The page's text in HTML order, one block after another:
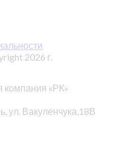
2026 г.
компания «РК»
ул. Вакуленчука,18В